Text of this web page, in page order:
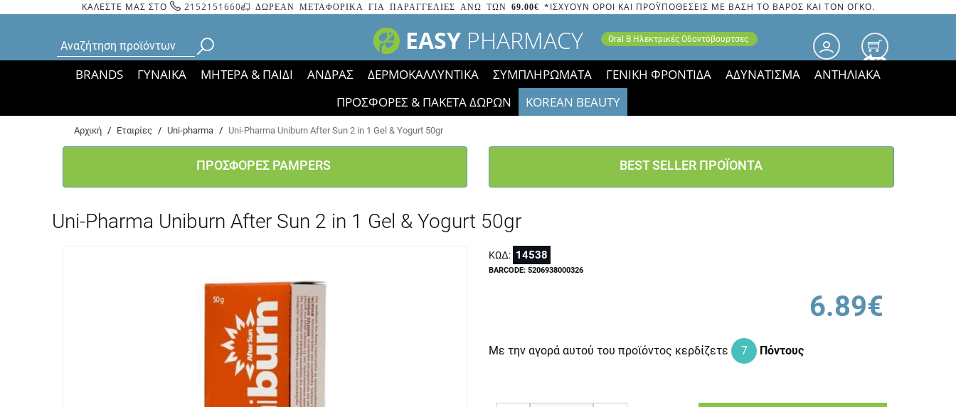
ΚΑΛΕΣΤΕ ΜΑΣ ΣΤΟ 2152151660 ΔΩΡΕΑΝ ΜΕΤΑΦΟΡΙΚΑ ΓΙΑ ΠΑΡΑΓΓΕΛΙΕΣ ΑΝΩ ΤΩΝ 69.00€ *ΙΣΧΥΟΥΝ ΟΡΟΙ ΚΑΙ ΠΡΟΫΠΟΘΕΣΕΙΣ ΜΕ ΒΑΣΗ ΤΟ ΒΑΡΟΣ ΚΑΙ ΤΟΝ ΟΓΚΟ.
EASY PHARMACY Oral B Ηλεκτρικές Οδοντόβουρτσες
0.00
BRANDS ΓΥΝΑΙΚΑ ΜΗΤΕΡΑ & ΠΑΙΔΙ ΑΝΔΡΑΣ ΔΕΡΜΟΚΑΛΛΥΝΤΙΚΑ ΣΥΜΠΛΗΡΩΜΑΤΑ ΓΕΝΙΚΗ ΦΡΟΝΤΙΔΑ ΑΔΥΝΑΤΙΣΜΑ
ΑΝΤΗΛΙΑΚΑ
ΠΡΟΣΦΟΡΕΣ & ΠΑΚΕΤΑ ΔΩΡΩΝ
KOREAN BEAUTY
Bάσει ΦΕΚ 35935/2023 τα εικονίδια των εκπτώσεων έφυγαν, οι χαμηλές μας τιμές ΠΑΡΑΜΕΝΟΥΝ!
Αρχική / Εταιρίες / Uni-pharma / Uni-Pharma Uniburn After Sun 2 in 1 Gel & Yogurt 50gr
ΠΡΟΣΦΟΡΕΣ PAMPERS BEST SELLER ΠΡΟΪΟΝΤΑ
Uni-Pharma Uniburn After Sun 2 in 1 Gel & Yogurt 50gr
ΚΩΔ: 14538
BARCODE: 5206938000326
6.89€
Με την αγορά αυτού του προϊόντος κερδίζετε 7 Πόντους